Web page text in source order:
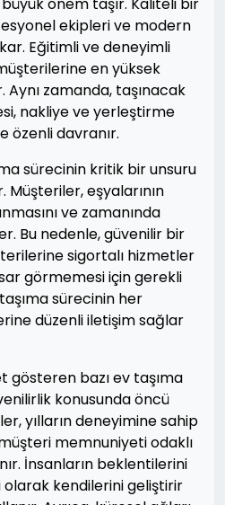
ekipleri ve modern
Eğitimli ve deneyimli
en yüksek
zamanda, taşınacak
nakliye ve yerleştirme
özenli davranır.
sürecinin kritik bir unsuru
Müşteriler, eşyalarının
ve zamanında
Bu nedenle, güvenilir bir
sigortalı hizmetler
görmemesi için gerekli
sürecinin her
düzenli iletişim sağlar
bazı ev taşıma
konusunda öncü
yılların deneyimine sahip
müşteri memnuniyeti odaklı
İnsanların beklentilerini
olarak kendilerini geliştirir